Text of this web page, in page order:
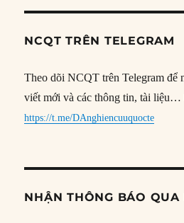
NCQT TRÊN TELEGRAM
Theo dõi NCQT trên Telegram để
viết mới và các thông tin, tài liệu…
https://t.me/DAnghiencuuquocte
NHẬN THÔNG BÁO QUA